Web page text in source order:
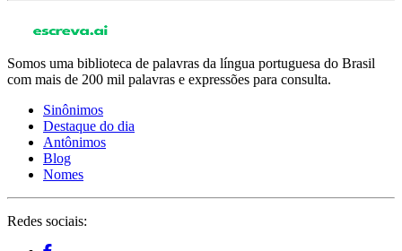
Somos uma biblioteca de palavras da língua portuguesa do Brasil
com mais de 200 mil palavras e expressões para consulta.
Sinônimos
Destaque do dia
Antônimos
Blog
Nomes
Redes sociais: